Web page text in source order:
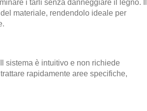
i tarli senza danneggiare il legno. Il
materiale, rendendolo ideale per
sistema è intuitivo e non richiede
rapidamente aree specifiche,